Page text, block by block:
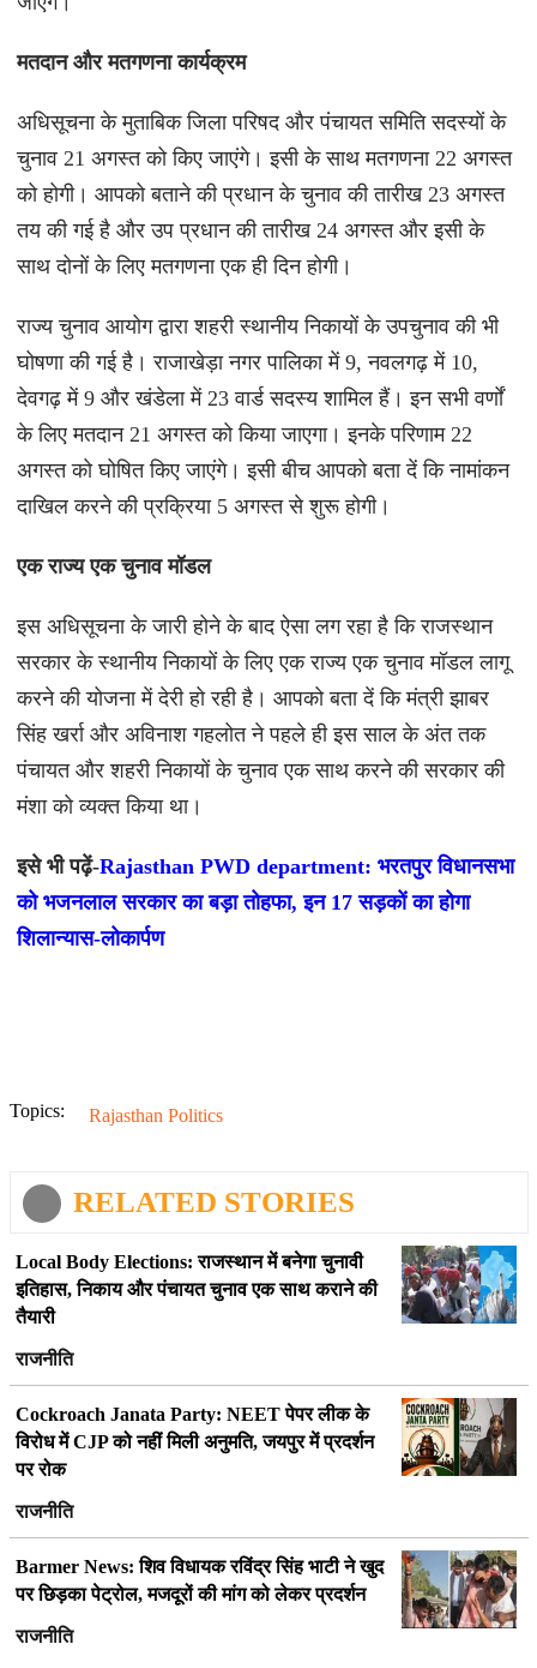
मतदान और मतगणना कार्यक्रम
अधिसूचना के मुताबिक जिला परिषद और पंचायत समिति सदस्यों के
चुनाव 21 अगस्त को किए जाएंगे। इसी के साथ मतगणना 22 अगस्त
को होगी। आपको बताने की प्रधान के चुनाव की तारीख 23 अगस्त
तय की गई है और उप प्रधान की तारीख 24 अगस्त और इसी के
साथ दोनों के लिए मतगणना एक ही दिन होगी।
राज्य चुनाव आयोग द्वारा शहरी स्थानीय निकायों के उपचुनाव की भी
घोषणा की गई है। राजाखेड़ा नगर पालिका में 9, नवलगढ़ में 10,
देवगढ़ में 9 और खंडेला में 23 वार्ड सदस्य शामिल हैं। इन सभी वर्णों
के लिए मतदान 21 अगस्त को किया जाएगा। इनके परिणाम 22
अगस्त को घोषित किए जाएंगे। इसी बीच आपको बता दें कि नामांकन
दाखिल करने की प्रक्रिया 5 अगस्त से शुरू होगी।
एक राज्य एक चुनाव मॉडल
इस अधिसूचना के जारी होने के बाद ऐसा लग रहा है कि राजस्थान
सरकार के स्थानीय निकायों के लिए एक राज्य एक चुनाव मॉडल लागू
करने की योजना में देरी हो रही है। आपको बता दें कि मंत्री झाबर
सिंह खर्रा और अविनाश गहलोत ने पहले ही इस साल के अंत तक
पंचायत और शहरी निकायों के चुनाव एक साथ करने की सरकार की
मंशा को व्यक्त किया था।
इसे भी पढ़ें-Rajasthan PWD department: भरतपुर विधानसभा
को भजनलाल सरकार का बड़ा तोहफा, इन 17 सड़कों का होगा
शिलान्यास-लोकार्पण
Topics: Rajasthan Politics
RELATED STORIES
Local Body Elections: राजस्थान में बनेगा चुनावी
इतिहास, निकाय और पंचायत चुनाव एक साथ कराने की
तैयारी
राजनीति
Cockroach Janata Party: NEET पेपर लीक के
विरोध में CJP को नहीं मिली अनुमति, जयपुर में प्रदर्शन
पर रोक
राजनीति
Barmer News: शिव विधायक रविंद्र सिंह भाटी ने खुद
पर छिड़का पेट्रोल, मजदूरों की मांग को लेकर प्रदर्शन
राजनीति